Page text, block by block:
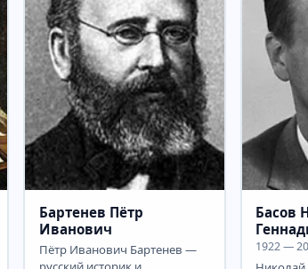
Бартенев Пётр
Иванович
Пётр Иванович Бартенев —
Басов
1922 —